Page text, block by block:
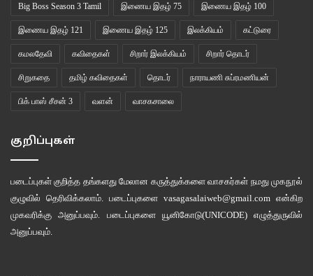
Big Boss Season 3 Tamil இணைய இதழ் 75 இணைய இதழ் 100
இணைய இதழ் 121 இணைய இதழ் 125 இலக்கியம் கட்டுரை
கமலதேவி கவிதைகள் சிறார் இலக்கியம் சிறார் தொடர்
சிறுகதை தமிழ் கவிதைகள் தொடர் நாராயணி சுப்ரமணியன்
பிக் பாஸ் சீசன் 3 வளன் வாசகசாலை
குறிப்புகள்
படைப்புகள் குறித்த தங்களது மேலான கருத்துக்களை வாசகர்கள் நமது முகநூல்
குழுவில் தெரிவிக்கலாம். படைப்புகளை vasagasalaiweb@gmail.com என்கிற
முகவரிக்கு அனுப்பவும். படைப்புகளை யூனிகோடு(UNICODE)எழுத்துருவில்
அனுப்பவும்.